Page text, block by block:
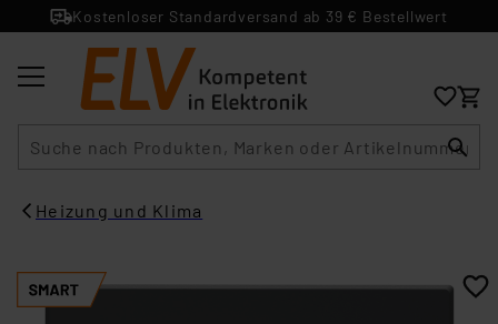
Kostenloser Standardversand ab 39 € Bestellwert
Heizung und Klima